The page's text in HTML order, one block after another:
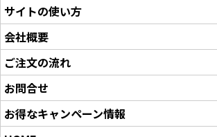
サイトの使い方
会社概要
ご注文の流れ
お問合せ
お得なキャンペーン情報